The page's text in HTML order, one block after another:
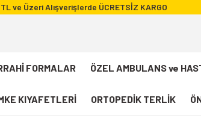
ve Üzeri Alışverişlerde ÜCRETSİZ KARGO
FORMALAR ÖZEL AMBULANS ve
KIYAFETLERİ ORTOPEDİK TERLİK